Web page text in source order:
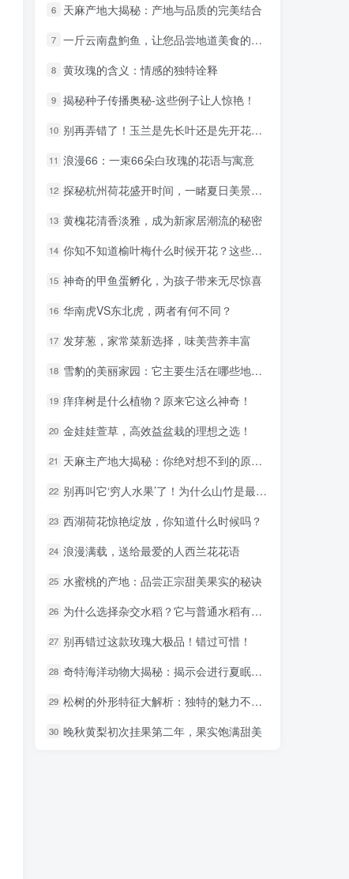
6 天麻产地大揭秘：产地与品质的完美结合
7 一斤云南盘鮈鱼，让您品尝地道美食的秘诀
8 黄玫瑰的含义：情感的独特诠释
9 揭秘种子传播奥秘-这些例子让人惊艳！
10 别再弄错了！玉兰是先长叶还是先开花，看这里就懂了
11 浪漫66：一束66朵白玫瑰的花语与寓意
12 探秘杭州荷花盛开时间，一睹夏日美景的最佳时机！
13 黄槐花清香淡雅，成为新家居潮流的秘密
14 你知不知道榆叶梅什么时候开花？这些知识必看！
15 神奇的甲鱼蛋孵化，为孩子带来无尽惊喜
16 华南虎VS东北虎，两者有何不同？
17 发芽葱，家常菜新选择，味美营养丰富
18 雪豹的美丽家园：它主要生活在哪些地区？
19 痒痒树是什么植物？原来它这么神奇！
20 金娃娃萱草，高效益盆栽的理想之选！
21 天麻主产地大揭秘：你绝对想不到的原因！
22 别再叫它‘穷人水果’了！为什么山竹是最贵水果之王！
23 西湖荷花惊艳绽放，你知道什么时候吗？
24 浪漫满载，送给最爱的人西兰花花语
25 水蜜桃的产地：品尝正宗甜美果实的秘诀
26 为什么选择杂交水稻？它与普通水稻有何不同？
27 别再错过这款玫瑰大极品！错过可惜！
28 奇特海洋动物大揭秘：揭示会进行夏眠的海洋动物之奥秘
29 松树的外形特征大解析：独特的魅力不容错过！
30 晚秋黄梨初次挂果第二年，果实饱满甜美
6 天麻产地大揭秘：产地与品质的完美结合
7 一斤云南盘鮈鱼，让您品尝地道美食的秘诀
8 黄玫瑰的含义：情感的独特诠释
9 揭秘种子传播奥秘-这些例子让人惊艳！
10 别再弄错了！玉兰是先长叶还是先开花，看这里就懂了
11 浪漫66：一束66朵白玫瑰的花语与寓意
12 探秘杭州荷花盛开时间，一睹夏日美景的最佳时机！
13 黄槐花清香淡雅，成为新家居潮流的秘密
14 你知不知道榆叶梅什么时候开花？这些知识必看！
15 神奇的甲鱼蛋孵化，为孩子带来无尽惊喜
16 华南虎VS东北虎，两者有何不同？
17 发芽葱，家常菜新选择，味美营养丰富
18 雪豹的美丽家园：它主要生活在哪些地区？
19 痒痒树是什么植物？原来它这么神奇！
20 金娃娃萱草，高效益盆栽的理想之选！
21 天麻主产地大揭秘：你绝对想不到的原因！
22 别再叫它‘穷人水果’了！为什么山竹是最贵水果之王！
23 西湖荷花惊艳绽放，你知道什么时候吗？
24 浪漫满载，送给最爱的人西兰花花语
25 水蜜桃的产地：品尝正宗甜美果实的秘诀
26 为什么选择杂交水稻？它与普通水稻有何不同？
27 别再错过这款玫瑰大极品！错过可惜！
28 奇特海洋动物大揭秘：揭示会进行夏眠的海洋动物之奥秘
29 松树的外形特征大解析：独特的魅力不容错过！
30 晚秋黄梨初次挂果第二年，果实饱满甜美